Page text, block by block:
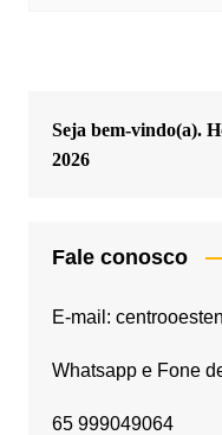
Seja bem-vindo(a).
2026
Fale conosco
E-mail:
Whatsapp e Fone
65 999049064